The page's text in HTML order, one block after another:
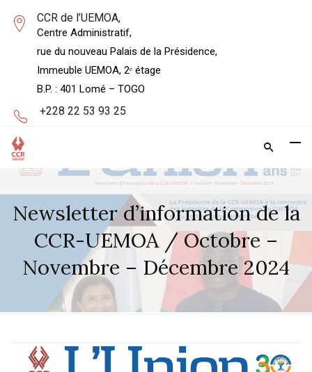
CCR de l’UEMOA,
Centre Administratif,
rue du nouveau Palais de la Présidence,
Immeuble UEMOA, 2ᵉ étage
B.P. : 401 Lomé – TOGO
+228 22 53 93 25
Newsletter d’information de la
CCR-UEMOA / Octobre –
Novembre – Décembre 2024